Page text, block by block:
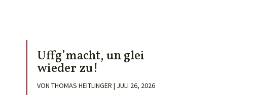
Uffg’macht, un glei
wieder zu!
VON THOMAS HEITLINGER | JULI 26, 2026